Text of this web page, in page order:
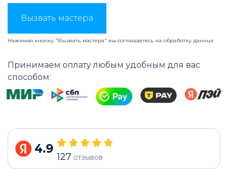
Вызвать мастера
Нажимая кнопку "Вызвать мастера" вы соглашаетесь на обработку данных
Принимаем оплату любым удобным для вас
способом:
4.9
127 отзывов